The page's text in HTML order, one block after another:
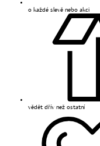
o každé slevě nebo akci
vědět dřív než ostatní